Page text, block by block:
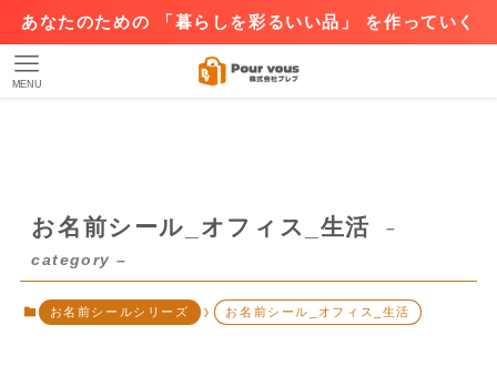
あなたのための 「暮らしを彩るいい品」 を作っていく
MENU
お名前シール_オフィス_生活
–
category –
お名前シールシリーズ お名前シール_オフィス_生活